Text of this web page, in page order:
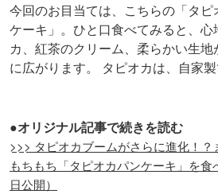
今回のお目当ては、こちらの「タ
ケーキ」。ひと口食べてみると、
カ、紅茶のクリーム、柔らかい生
に広がります。 タピオカは、自家製
●オリジナル記事で続きを読む
>>> タピオカブームがさらに進化！
もちもち「タピオカパンケーキ」を食
日公開）